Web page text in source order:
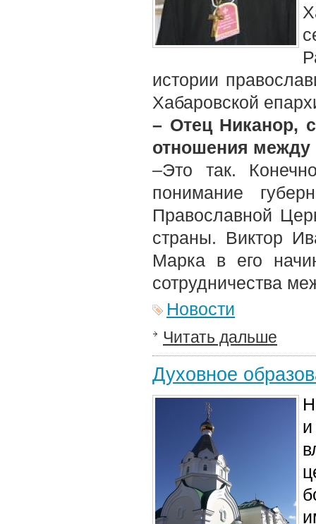
истории
Хабаровской
– Отец Никанор,
отношения
–Это так.
понимание
Православной
страны. Виктор
Марка в его
сотрудничества
Новости
Читать дальше
Духовное